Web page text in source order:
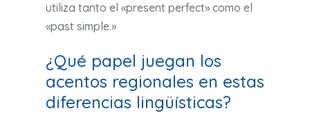
utiliza tanto el «present perfect» como el
«past simple.»
¿Qué papel juegan los
acentos regionales en estas
diferencias lingüísticas?